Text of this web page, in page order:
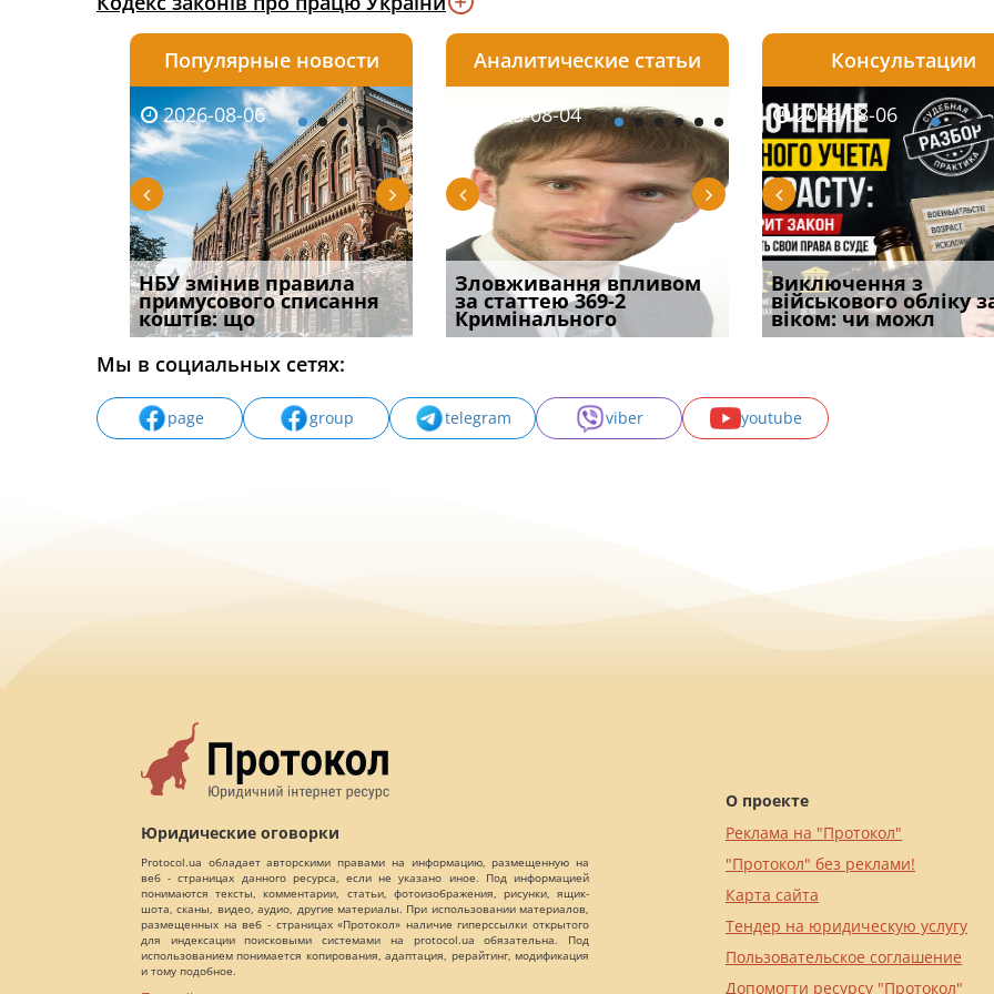
Популярные новости
2026-08-06
НБУ змінив правила
примусового списання
коштів: що
2026-08-05
Правомірним і
ефективним способом
захисту речових
2026-08-05
Чоловік помер, але
позика залишилася: як
фраза «на
Аналитические статьи
2026-08-03
Водії можуть отримати
компенсацію за
незаконні дії
2026-08-04
Зловживання впливом
за статтею 369-2
Кримінального
2026-08-04
Переоформлення
відстрочки за іншою
підставою: нов
Консультации
2026-07-27
Бронирование отменят с
1 сентября? Что на
самом де
2026-08-06
Виключення з
військового обліку
віком: чи можл
2026-07-30
Восьмий ААС
підтвердив, що
може скас
Мы в социальных сетях:
page group telegram viber youtube
Юридические оговорки
Protocol.ua обладает авторскими правами на информацию, размещенную на
веб - страницах данного ресурса, если не указано иное. Под информацией
понимаются тексты, комментарии, статьи, фотоизображения, рисунки, ящик-
шота, сканы, видео, аудио, другие материалы. При использовании материалов,
размещенных на веб - страницах «Протокол» наличие гиперссылки открытого
для индексации поисковыми системами на protocol.ua обязательна. Под
использованием понимается копирования, адаптация, рерайтинг, модификация
и тому подобное.
О проекте
Реклама на "Протокол"
"Протокол" без реклами!
Карта сайта
Тендер на юридическую услугу
Пользовательское соглашение
Допомогти ресурсу "Протокол"